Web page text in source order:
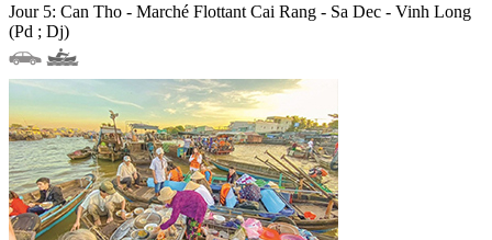
Jour 5: Can Tho - Marché Flottant Cai Rang - Sa Dec - Vinh Long
(Pd ; Dj)